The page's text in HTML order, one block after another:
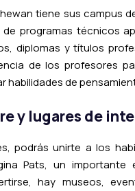
tiene sus campus
programas técnicos
diplomas y títulos
de los profesores
habilidades de
y lugares de
podrás unirte a los
Pats, un
hay museos,